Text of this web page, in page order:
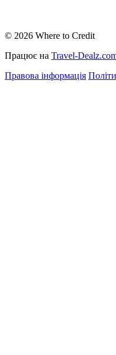
© 2026 Where to Credit
Працює на Travel-
Правова інформація